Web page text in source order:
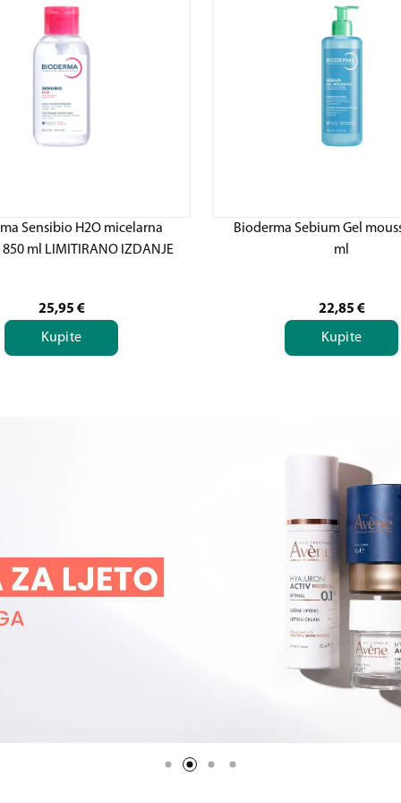
Sensibio H2O micelarna
ml LIMITIRANO IZDANJE
25,95 €
Kupite
Bioderma Sebium Gel
ml
22,85 €
Kupite